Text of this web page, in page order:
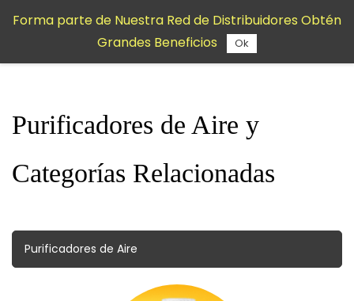
contenido
Purificadores de Aire y
Categorías Relacionadas
Purificadores de Aire
Forma parte de Nuestra Red de Distribuidores Obtén
Grandes Beneficios
Ok